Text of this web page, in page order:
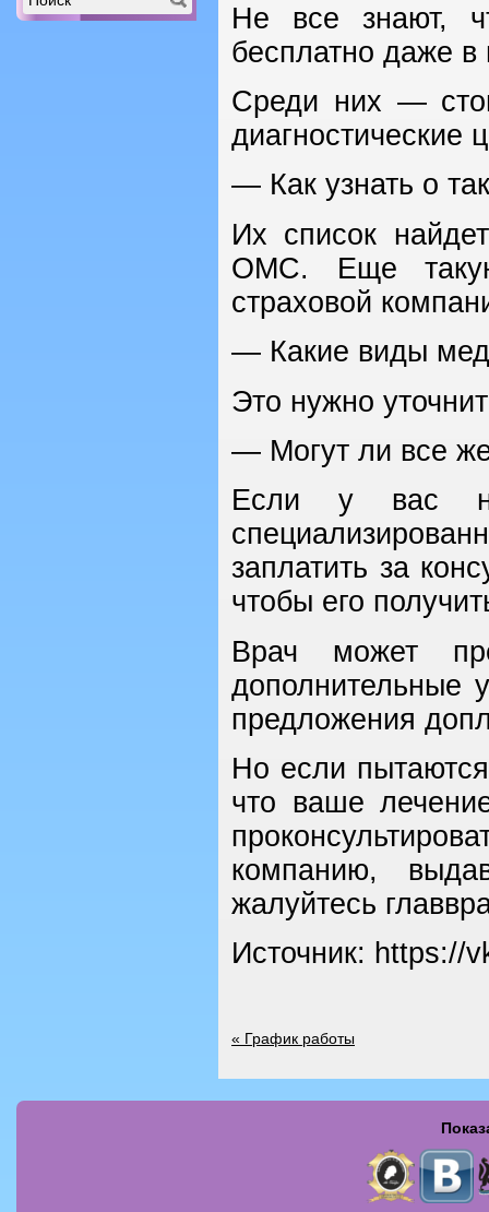
Не все знают,
бесплатно даже в
Среди них —
диагностические
— Как узнать о
Их список
ОМС. Еще
страховой
— Какие виды
Это нужно
— Могут ли все же
Если у вас
заплатить за
чтобы его
Врач может
дополнительные
предложения
Но если
что ваше
компанию,
жалуйтесь
Источник: https://
« График работы